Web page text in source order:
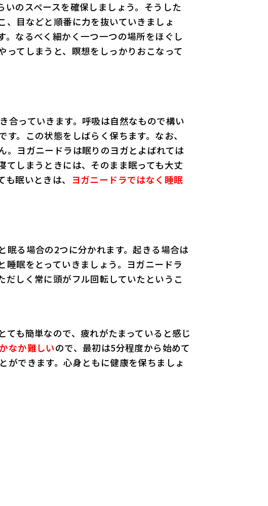
のスペースを確保しましょう。そうした
、目などと順番に力を抜いていきましょ
。なるべく細かく一つ一つの場所をほぐし
てしまうと、瞑想をしっかりおこなって
合っていきます。呼吸は自然なもので構い
。この状態をしばらく保ちます。なお、
。ヨガニードラは眠りのヨガとよばれては
てしまうときには、そのまま眠っても大丈
眠いときは、 ヨガニードラではなく睡眠
眠る場合の2つに分かれます。起きる場合は
眠をとっていきましょう。ヨガニードラ
しく常に頭がフル回転していたというこ
も簡単なので、疲れがたまっていると感じ
なか難しいので、最初は5分程度から始めて
ができます。心身ともに健康を保ちましょ